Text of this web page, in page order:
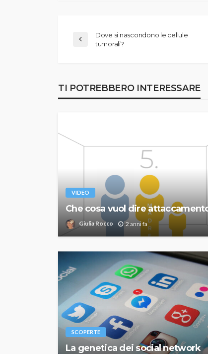
Dove si nascondono le cellule
tumorali?
TI POTREBBERO INTERESSARE
VIDEO
Che cosa vuol dire
Giulia Rocco 2 anni fa
SCOPERTE
La genetica dei social network